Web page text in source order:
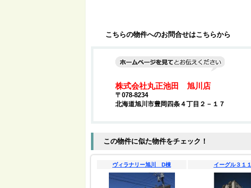
こちらの物件へのお問合せはこちらから
株式会社丸正池田 旭川店
〒078-8234
北海道旭川市豊岡四条４丁目２－１７
この物件に似た物件をチェック！
ヴィラナリー旭川 D棟 イーグル３１１